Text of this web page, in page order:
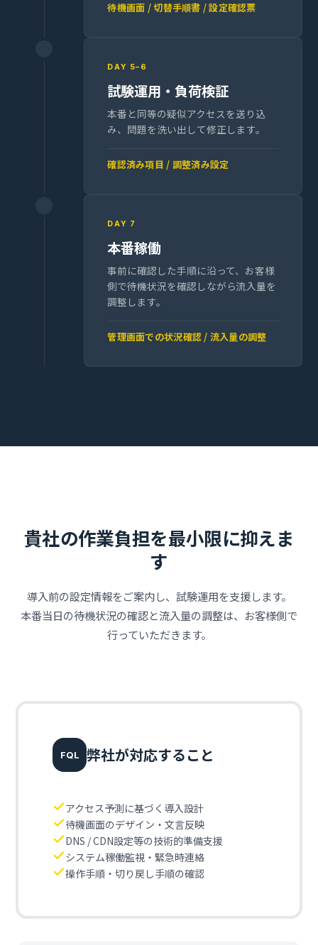
待機画面 / 切替手順書 / 設定確認票
DAY 5–6
試験運用・負荷検証
本番と同等の疑似アクセスを送り込
み、問題を洗い出して修正します。
確認済み項目 / 調整済み設定
DAY 7
本番稼働
事前に確認した手順に沿って、お客様
側で待機状況を確認しながら流入量を
調整します。
管理画面での状況確認 / 流入量の調整
貴社の作業負担を最小限に抑えま
す
導入前の設定情報をご案内し、試験運用を支援します。
本番当日の待機状況の確認と流入量の調整は、お客様側で
行っていただきます。
FQL 弊社が対応すること
アクセス予測に基づく導入設計
待機画面のデザイン・文言反映
DNS / CDN設定等の技術的準備支援
システム稼働監視・緊急時連絡
操作手順・切り戻し手順の確認